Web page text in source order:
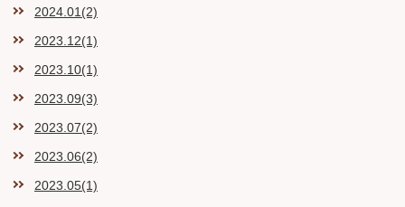
2024.01(2)
2023.12(1)
2023.10(1)
2023.09(3)
2023.07(2)
2023.06(2)
2023.05(1)